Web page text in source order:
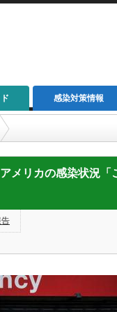
感染対策情報
況「これから大変なこと
メリカの感染状況「